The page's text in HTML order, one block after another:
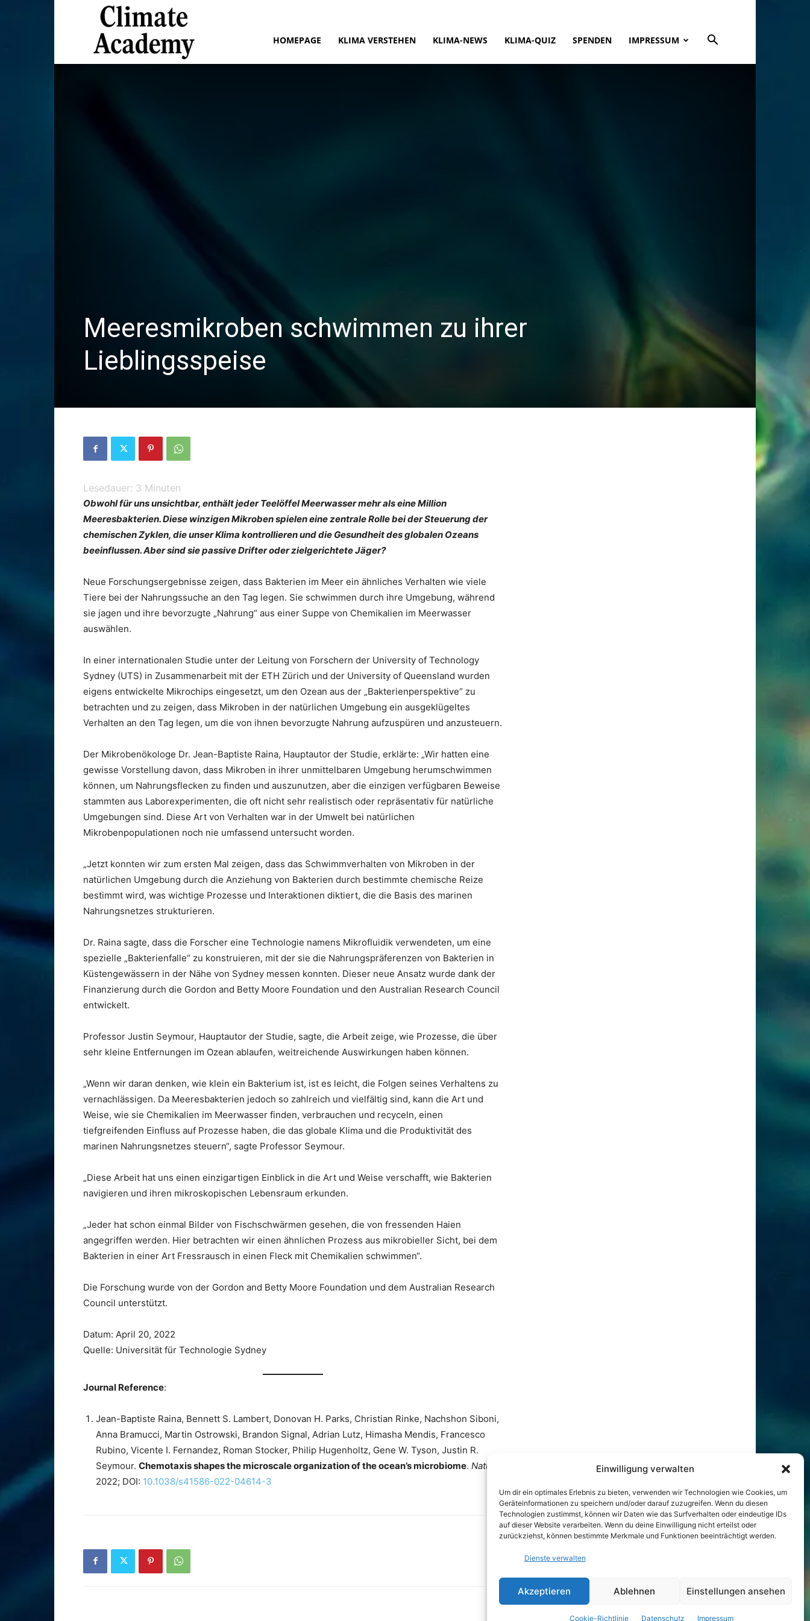
Einwilligung verwalten
Um dir ein optimales Erlebnis zu bieten, verwenden wir Technologien wie Cookies, um
Geräteinformationen zu speichern und/oder darauf zuzugreifen. Wenn du diesen
Technologien zustimmst, können wir Daten wie das Surfverhalten oder eindeutige IDs
auf dieser Website verarbeiten. Wenn du deine Einwilligung nicht erteilst oder
zurückziehst, können bestimmte Merkmale und Funktionen beeinträchtigt werden.
Dienste verwalten
Akzeptieren Ablehnen Einstellungen ansehen
Cookie-Richtlinie Datenschutz Impressum
HOMEPAGE KLIMA VERSTEHEN KLIMA-NEWS KLIMA-QUIZ SPENDEN IMPRESSUM
Meeresmikroben schwimmen zu ihrer
Lieblingsspeise
Lesedauer: 3 Minuten
Obwohl für uns unsichtbar, enthält jeder Teelöffel Meerwasser mehr als eine Million
Meeresbakterien. Diese winzigen Mikroben spielen eine zentrale Rolle bei der Steuerung der
chemischen Zyklen, die unser Klima kontrollieren und die Gesundheit des globalen Ozeans
beeinflussen. Aber sind sie passive Drifter oder zielgerichtete Jäger?
Neue Forschungsergebnisse zeigen, dass Bakterien im Meer ein ähnliches Verhalten wie viele
Tiere bei der Nahrungssuche an den Tag legen. Sie schwimmen durch ihre Umgebung, während
sie jagen und ihre bevorzugte „Nahrung“ aus einer Suppe von Chemikalien im Meerwasser
auswählen.
In einer internationalen Studie unter der Leitung von Forschern der University of Technology
Sydney (UTS) in Zusammenarbeit mit der ETH Zürich und der University of Queensland wurden
eigens entwickelte Mikrochips eingesetzt, um den Ozean aus der „Bakterienperspektive“ zu
betrachten und zu zeigen, dass Mikroben in der natürlichen Umgebung ein ausgeklügeltes
Verhalten an den Tag legen, um die von ihnen bevorzugte Nahrung aufzuspüren und anzusteuern.
Der Mikrobenökologe Dr. Jean-Baptiste Raina, Hauptautor der Studie, erklärte: „Wir hatten eine
gewisse Vorstellung davon, dass Mikroben in ihrer unmittelbaren Umgebung herumschwimmen
können, um Nahrungsflecken zu finden und auszunutzen, aber die einzigen verfügbaren Beweise
stammten aus Laborexperimenten, die oft nicht sehr realistisch oder repräsentativ für natürliche
Umgebungen sind. Diese Art von Verhalten war in der Umwelt bei natürlichen
Mikrobenpopulationen noch nie umfassend untersucht worden.
„Jetzt konnten wir zum ersten Mal zeigen, dass das Schwimmverhalten von Mikroben in der
natürlichen Umgebung durch die Anziehung von Bakterien durch bestimmte chemische Reize
bestimmt wird, was wichtige Prozesse und Interaktionen diktiert, die die Basis des marinen
Nahrungsnetzes strukturieren.
Dr. Raina sagte, dass die Forscher eine Technologie namens Mikrofluidik verwendeten, um eine
spezielle „Bakterienfalle“ zu konstruieren, mit der sie die Nahrungspräferenzen von Bakterien in
Küstengewässern in der Nähe von Sydney messen konnten. Dieser neue Ansatz wurde dank der
Finanzierung durch die Gordon and Betty Moore Foundation und den Australian Research Council
entwickelt.
Professor Justin Seymour, Hauptautor der Studie, sagte, die Arbeit zeige, wie Prozesse, die über
sehr kleine Entfernungen im Ozean ablaufen, weitreichende Auswirkungen haben können.
„Wenn wir daran denken, wie klein ein Bakterium ist, ist es leicht, die Folgen seines Verhaltens zu
vernachlässigen. Da Meeresbakterien jedoch so zahlreich und vielfältig sind, kann die Art und
Weise, wie sie Chemikalien im Meerwasser finden, verbrauchen und recyceln, einen
tiefgreifenden Einfluss auf Prozesse haben, die das globale Klima und die Produktivität des
marinen Nahrungsnetzes steuern“, sagte Professor Seymour.
„Diese Arbeit hat uns einen einzigartigen Einblick in die Art und Weise verschafft, wie Bakterien
navigieren und ihren mikroskopischen Lebensraum erkunden.
„Jeder hat schon einmal Bilder von Fischschwärmen gesehen, die von fressenden Haien
angegriffen werden. Hier betrachten wir einen ähnlichen Prozess aus mikrobieller Sicht, bei dem
Bakterien in einer Art Fressrausch in einen Fleck mit Chemikalien schwimmen“.
Die Forschung wurde von der Gordon and Betty Moore Foundation und dem Australian Research
Council unterstützt.
Datum: April 20, 2022
Quelle: Universität für Technologie Sydney
Journal Reference:
Jean-Baptiste Raina, Bennett S. Lambert, Donovan H. Parks, Christian Rinke, Nachshon Siboni,
Anna Bramucci, Martin Ostrowski, Brandon Signal, Adrian Lutz, Himasha Mendis, Francesco
Rubino, Vicente I. Fernandez, Roman Stocker, Philip Hugenholtz, Gene W. Tyson, Justin R.
Seymour. Chemotaxis shapes the microscale organization of the ocean’s microbiome. Nature
2022; DOI: 10.1038/s41586-022-04614-3